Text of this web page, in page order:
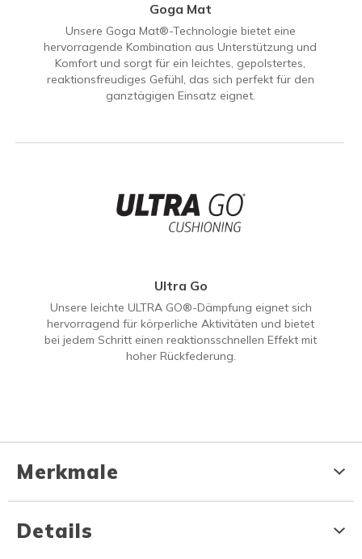
Goga Mat
Unsere Goga Mat®-Technologie bietet eine
hervorragende Kombination aus Unterstützung und
Komfort und sorgt für ein leichtes, gepolstertes,
reaktionsfreudiges Gefühl, das sich perfekt für den
ganztägigen Einsatz eignet.
Ultra Go
Unsere leichte ULTRA GO®-Dämpfung eignet sich
hervorragend für körperliche Aktivitäten und bietet
bei jedem Schritt einen reaktionsschnellen Effekt mit
hoher Rückfederung.
Merkmale
Details